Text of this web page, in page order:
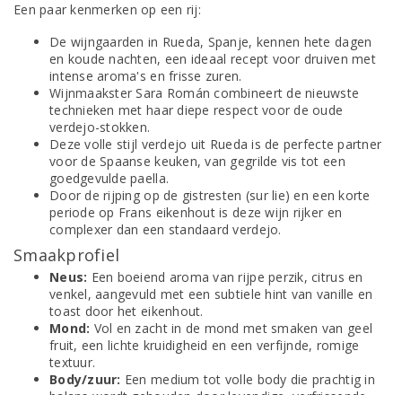
Een paar kenmerken op een rij:
De wijngaarden in Rueda, Spanje, kennen hete dagen
en koude nachten, een ideaal recept voor druiven met
intense aroma's en frisse zuren.
Wijnmaakster Sara Román combineert de nieuwste
technieken met haar diepe respect voor de oude
verdejo-stokken.
Deze volle stijl verdejo uit Rueda is de perfecte partner
voor de Spaanse keuken, van gegrilde vis tot een
goedgevulde paella.
Door de rijping op de gistresten (sur lie) en een korte
periode op Frans eikenhout is deze wijn rijker en
complexer dan een standaard verdejo.
Smaakprofiel
Neus: Een boeiend aroma van rijpe perzik, citrus en
venkel, aangevuld met een subtiele hint van vanille en
toast door het eikenhout.
Mond: Vol en zacht in de mond met smaken van geel
fruit, een lichte kruidigheid en een verfijnde, romige
textuur.
Body/zuur: Een medium tot volle body die prachtig in